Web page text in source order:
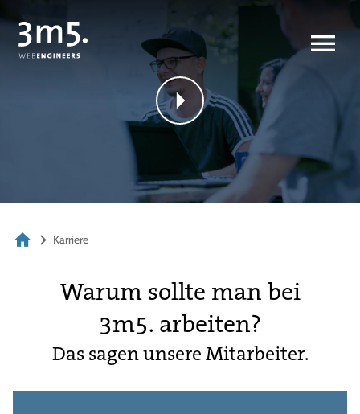
Karriere
Warum sollte man bei
3m5. arbeiten?
Das sagen unsere Mitarbeiter.